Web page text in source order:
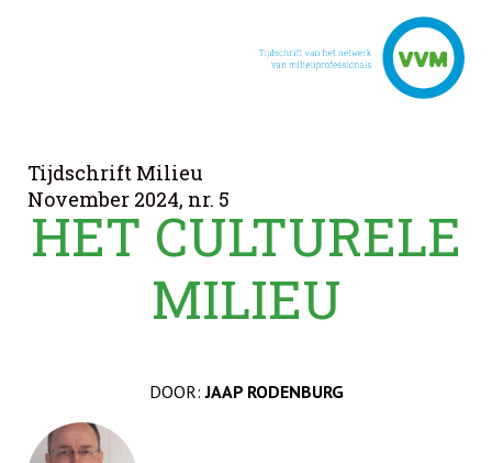
Tijdschrift Milieu
November 2024, nr. 5
HET CULTURELE
MILIEU
DOOR:JAAP RODENBURG